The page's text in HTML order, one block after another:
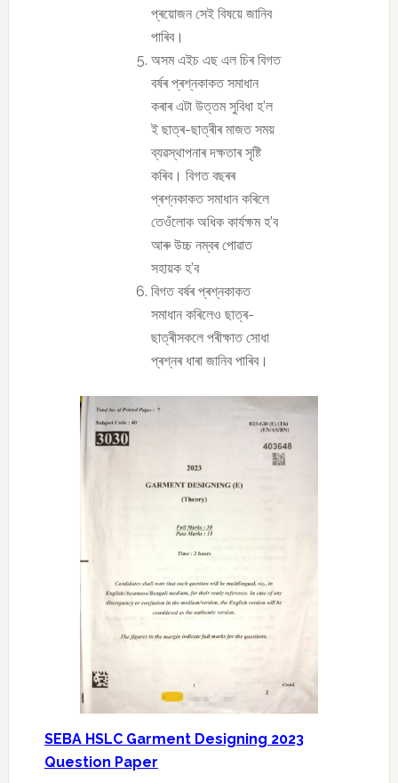
প্ৰয়োজন সেই বিষয়ে জানিব
পাৰিব।
অসম এইচ এছ এল চিৰ বিগত
বৰ্ষৰ প্ৰশ্নকাকত সমাধান
কৰাৰ এটা উত্তম সুবিধা হ’ল
ই ছাত্ৰ-ছাত্ৰীৰ মাজত সময়
ব্যৱস্থাপনাৰ দক্ষতাৰ সৃষ্টি
কৰিব। বিগত বছৰৰ
প্ৰশ্নকাকত সমাধান কৰিলে
তেওঁলোক অধিক কাৰ্যক্ষম হ’ব
আৰু উচ্চ নম্বৰ পোৱাত
সহায়ক হ’ব
বিগত বৰ্ষৰ প্ৰশ্নকাকত
সমাধান কৰিলেও ছাত্ৰ-
ছাত্ৰীসকলে পৰীক্ষাত সোধা
প্ৰশ্নৰ ধাৰা জানিব পাৰিব।
SEBA HSLC Garment Designing 2023
Question Paper